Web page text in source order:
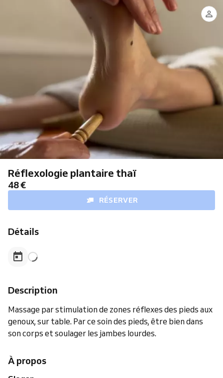
Réflexologie plantaire thaï
48 €
RÉSERVER
Détails
Description
Massage par stimulation de zones réflexes des pieds aux
genoux, sur table. Par ce soin des pieds, être bien dans
son corps et soulager les jambes lourdes.
À propos